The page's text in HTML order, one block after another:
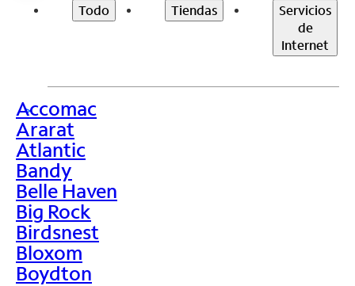
Todo Tiendas
Servicios
de
Internet
>
Accomac
Ararat
Atlantic
Bandy
Belle Haven
Big Rock
Birdsnest
Bloxom
Boydton